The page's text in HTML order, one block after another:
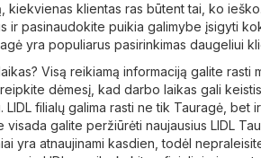
kiekvienas klientas ras būtent tai, ko
ir pasinaudokite puikia galimybe įsigyti
yra populiarus pasirinkimas daugeliui
Visą reikiamą informaciją galite rasti
dėmesį, kad darbo laikas gali keistis
filialų galima rasti ne tik Tauragė, bet
galite peržiūrėti naujausius LIDL
yra atnaujinami kasdien, todėl